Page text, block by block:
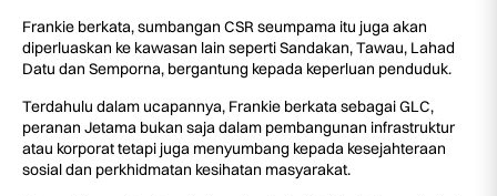
Frankie berkata, sumbangan CSR seumpama itu juga akan
diperluaskan ke kawasan lain seperti Sandakan, Tawau, Lahad
Datu dan Semporna, bergantung kepada keperluan penduduk.
Terdahulu dalam ucapannya, Frankie berkata sebagai GLC,
peranan Jetama bukan saja dalam pembangunan infrastruktur
atau korporat tetapi juga menyumbang kepada kesejahteraan
sosial dan perkhidmatan kesihatan masyarakat.